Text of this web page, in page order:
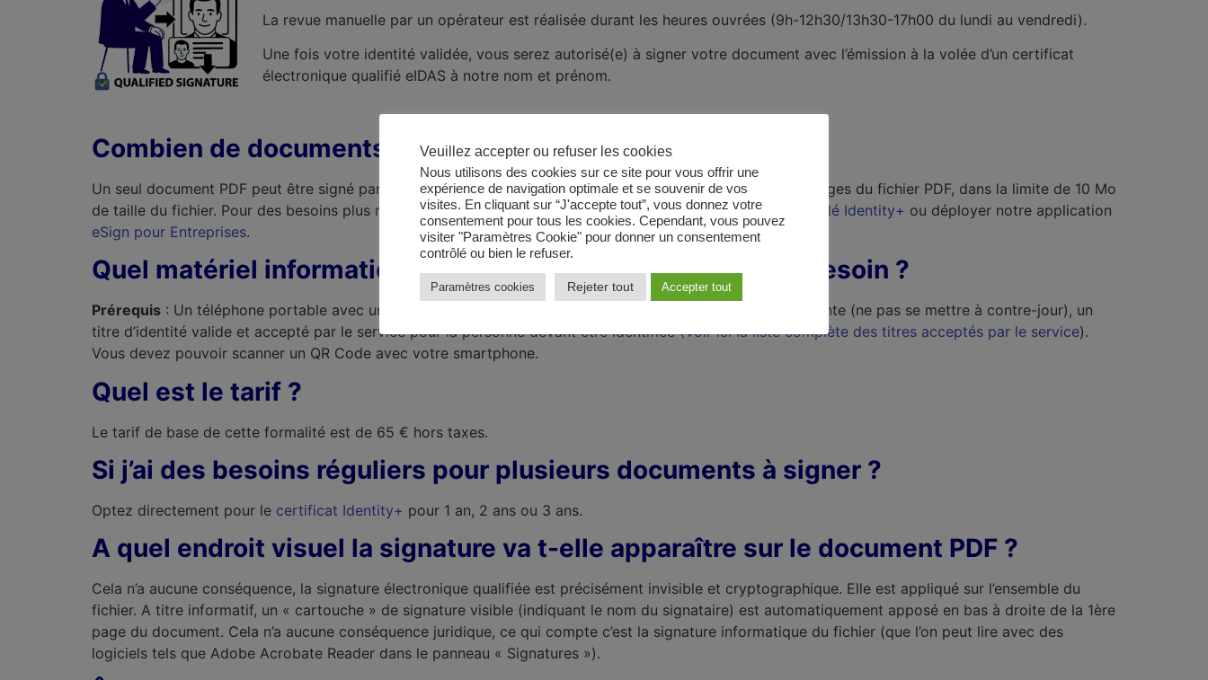
La revue manuelle par un opérateur est réalisée durant les heures ouvrées (9h-12h30/13h30-17h00 du lundi au vendredi).
Une fois votre identité validée, vous serez autorisé(e) à signer votre document avec l’émission à la volée d’un certificat
électronique qualifié eIDAS à notre nom et prénom.
Combien de documents puis-je signer ?
Un seul document PDF peut être signé par commande de certificat One-Time. Peu importe le nombre de pages du fichier PDF, dans la limite de 10 Mo
de taille du fichier. Pour des besoins plus réguliers voir illimités, vous pouvez directement commander
une clé Identity+ ou déployer notre application
eSign pour Entreprises.
Quel matériel informatique et/ou téléphone portable ai-je besoin ?
Prérequis : Un téléphone portable avec une caméra suffisante (Min 1080 p x 1920p), une luminosité suffisante (ne pas se mettre à contre-jour), un
titre d’identité valide et accepté par le service pour la personne devant être identifiée (Voir ici la liste complète des titres acceptés par le service).
Vous devez pouvoir scanner un QR Code avec votre smartphone.
Quel est le tarif ?
Le tarif de base de cette formalité est de 65 € hors taxes.
Si j’ai des besoins réguliers pour plusieurs documents à signer ?
Optez directement pour le certificat Identity+ pour 1 an, 2 ans ou 3 ans.
A quel endroit visuel la signature va t-elle apparaître sur le document PDF ?
Cela n’a aucune conséquence, la signature électronique qualifiée est précisément invisible et cryptographique. Elle est appliqué sur l’ensemble du
fichier. A titre informatif, un « cartouche » de signature visible (indiquant le nom du signataire) est automatiquement apposé en bas à droite de la 1ère
page du document. Cela n’a aucune conséquence juridique, ce qui compte c’est la signature informatique du fichier (que l’on peut lire avec des
logiciels tels que Adobe Acrobate Reader dans le panneau « Signatures »).
Veuillez accepter ou refuser les cookies
Nous utilisons des cookies sur ce site pour vous offrir une
expérience de navigation optimale et se souvenir de vos
visites. En cliquant sur “J'accepte tout”, vous donnez votre
consentement pour tous les cookies. Cependant, vous pouvez
visiter "Paramètres Cookie" pour donner un consentement
contrôlé ou bien le refuser.
Paramètres cookies Rejeter tout Accepter tout